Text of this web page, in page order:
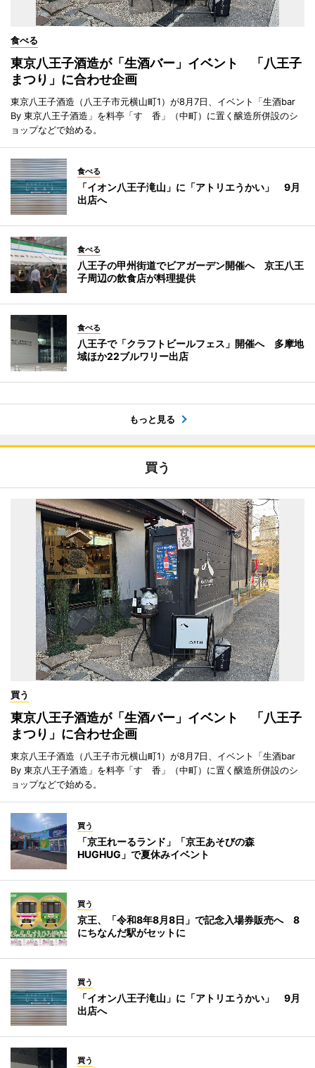
食べる
東京八王子酒造が「生酒バー」イベント 「八王子
まつり」に合わせ企画
東京八王子酒造（八王子市元横山町1）が8月7日、イベント「生酒bar
By 東京八王子酒造」を料亭「すゞ香」（中町）に置く醸造所併設のシ
ョップなどで始める。
食べる
「イオン八王子滝山」に「アトリエうかい」 9月
出店へ
食べる
八王子の甲州街道でビアガーデン開催へ 京王八王
子周辺の飲食店が料理提供
食べる
八王子で「クラフトビールフェス」開催へ 多摩地
域ほか22ブルワリー出店
もっと見る
買う
買う
東京八王子酒造が「生酒バー」イベント 「八王子
まつり」に合わせ企画
東京八王子酒造（八王子市元横山町1）が8月7日、イベント「生酒bar
By 東京八王子酒造」を料亭「すゞ香」（中町）に置く醸造所併設のシ
ョップなどで始める。
買う
「京王れーるランド」「京王あそびの森
HUGHUG」で夏休みイベント
買う
京王、「令和8年8月8日」で記念入場券販売へ 8
にちなんだ駅がセットに
買う
「イオン八王子滝山」に「アトリエうかい」 9月
出店へ
買う